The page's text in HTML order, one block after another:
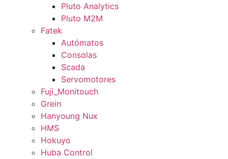
Pluto Analytics
Pluto M2M
Fatek
Autómatos
Consolas
Scada
Servomotores
Fuji_Monitouch
Grein
Hanyoung Nux
HMS
Hokuyo
Huba Control